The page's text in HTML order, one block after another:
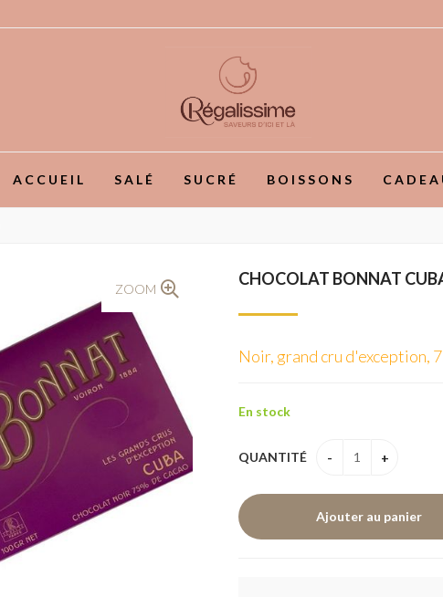
ACCUEIL SALÉ SUCRÉ BOISSONS
ZOOM
CHOCOLAT BONNAT
Noir, grand cru d'exception,
En stock
QUANTITÉ